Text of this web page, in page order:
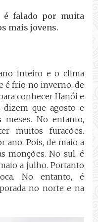
é falado por muita
mais jovens.
inteiro e o clima
é frio no inverno, de
conhecer Hanói e
dizem que agosto e
meses. No entanto,
muitos furacões.
ano. Pois, de maio a
monções. No sul, é
a julho. Portanto
No entanto, é
no norte e na